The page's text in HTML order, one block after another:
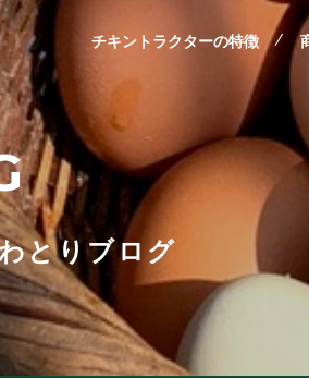
チキントラクターの特徴
とりブログ